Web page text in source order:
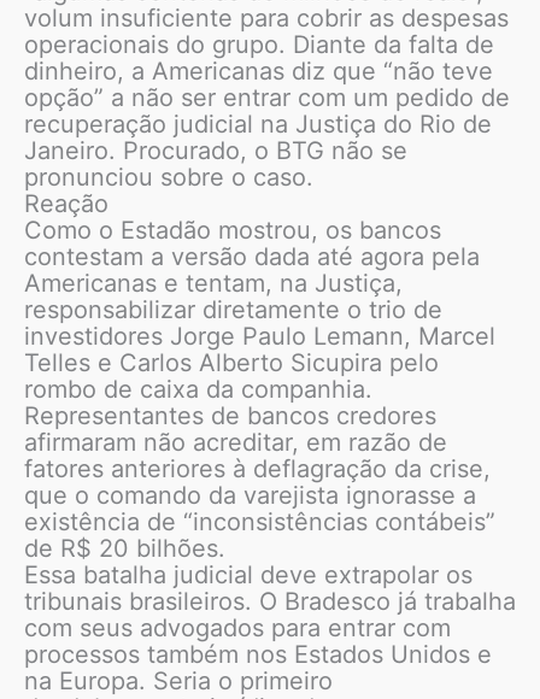
volum insuficiente para cobrir as despesas
operacionais do grupo. Diante da falta de
dinheiro, a Americanas diz que “não teve
opção” a não ser entrar com um pedido de
recuperação judicial na Justiça do Rio de
Janeiro. Procurado, o BTG não se
pronunciou sobre o caso.
Reação
Como o Estadão mostrou, os bancos
contestam a versão dada até agora pela
Americanas e tentam, na Justiça,
responsabilizar diretamente o trio de
investidores Jorge Paulo Lemann, Marcel
Telles e Carlos Alberto Sicupira pelo
rombo de caixa da companhia.
Representantes de bancos credores
afirmaram não acreditar, em razão de
fatores anteriores à deflagração da crise,
que o comando da varejista ignorasse a
existência de “inconsistências contábeis”
de R$ 20 bilhões.
Essa batalha judicial deve extrapolar os
tribunais brasileiros. O Bradesco já trabalha
com seus advogados para entrar com
processos também nos Estados Unidos e
na Europa. Seria o primeiro